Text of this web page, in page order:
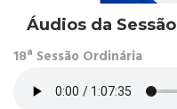
Áudios da Sessão
18ª Sessão Ordinária